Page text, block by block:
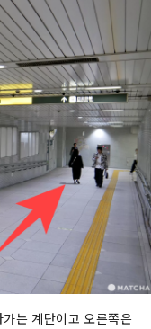
는 계단이고 오른쪽은